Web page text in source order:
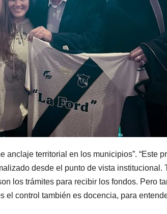
anclaje territorial en los municipios”. “Este
desde el punto de vista institucional.
los trámites para recibir los fondos. Pero
el control también es docencia, para